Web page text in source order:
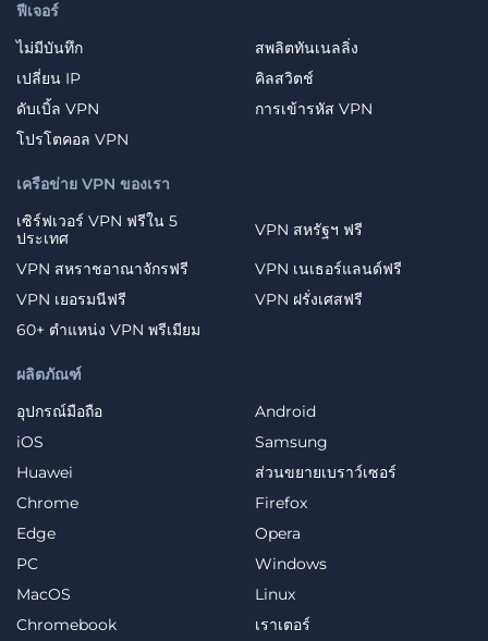
ฟีเจอร์
ไม่มีบันทึก
สพลิตทันเนลลิ่ง
เปลี่ยน IP
คิลสวิตช์
ดับเบิ้ล VPN
การเข้ารหัส VPN
โปรโตคอล VPN
ผลิตภัณฑ์
อุปกรณ์มือถือ
Android
iOS
Samsung
Huawei
ส่วนขยายเบราว์เซอร์
Chrome
Firefox
Edge
Opera
PC
Windows
MacOS
Linux
Chromebook
เราเตอร์
เครือข่าย VPN ของเรา
เซิร์ฟเวอร์ VPN ฟรีใน 5
ประเทศ
VPN สหรัฐฯ ฟรี
VPN สหราชอาณาจักรฟรี
VPN เนเธอร์แลนด์ฟรี
VPN เยอรมนีฟรี
VPN ฝรั่งเศสฟรี
60+ ตำแหน่ง VPN พรีเมียม